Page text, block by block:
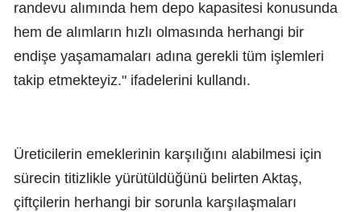
randevu alımında hem depo kapasitesi konusunda
hem de alımların hızlı olmasında herhangi bir
endişe yaşamamaları adına gerekli tüm işlemleri
takip etmekteyiz." ifadelerini kullandı.
Üreticilerin emeklerinin karşılığını alabilmesi için
sürecin titizlikle yürütüldüğünü belirten Aktaş,
çiftçilerin herhangi bir sorunla karşılaşmaları